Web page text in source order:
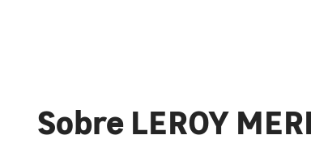
Sobre LEROY